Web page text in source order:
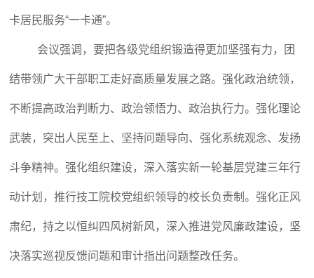
卡居民服务“一卡通”。
会议强调，要把各级党组织锻造得更加坚强有力，团
结带领广大干部职工走好高质量发展之路。强化政治统领，
不断提高政治判断力、政治领悟力、政治执行力。强化理论
武装，突出人民至上、坚持问题导向、强化系统观念、发扬
斗争精神。强化组织建设，深入落实新一轮基层党建三年行
动计划，推行技工院校党组织领导的校长负责制。强化正风
肃纪，持之以恒纠四风树新风，深入推进党风廉政建设，坚
决落实巡视反馈问题和审计指出问题整改任务。